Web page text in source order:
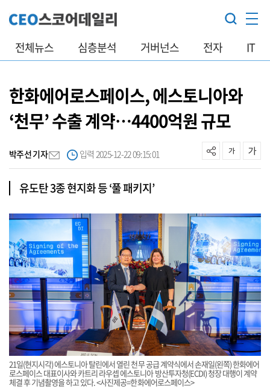
전체뉴스 심층분석 거버넌스 전자 IT
한화에어로스페이스, 에스토니아와
‘천무’ 수출 계약…4400억원 규모
박주선 기자 입력 2025-12-22 09:15:01
유도탄 3종 현지화 등 ‘풀 패키지’
21일(현지시각) 에스토니아 탈린에서 열린 천무 공급 계약식에서 손재일(왼쪽) 한화에어
로스페이스 대표이사와 카트리 라우셉 에스토니아 방산투자청(ECDI) 청장 대행이 계약
체결 후 기념촬영을 하고 있다. <사진제공=한화에어로스페이스>